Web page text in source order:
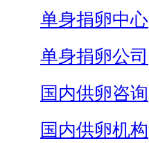
单身捐卵中心
单身捐卵公司
国内供卵咨询
国内供卵机构